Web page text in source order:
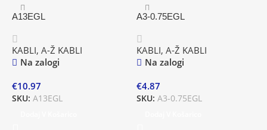
A13EGL
KABLI,A-Ž KABLI
Na zalogi
€10.97
SKU:A13EGL
A3-0.75EGL
KABLI, A-Ž KABLI
Na zalogi
€4.87
SKU: A3-0.75EGL